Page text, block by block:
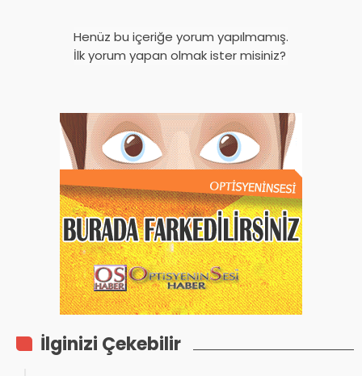
Henüz bu içeriğe yorum yapılmamış.
İlk yorum yapan olmak ister misiniz?
İlginizi Çekebilir